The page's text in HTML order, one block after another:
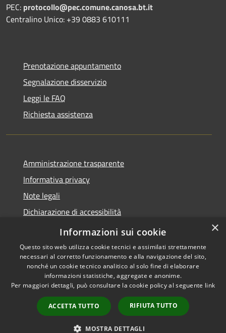
PEC: protocollo@pec.comune.canosa.bt.it
Centralino Unico: +39 0883 610111
Prenotazione appuntamento
Segnalazione disservizio
Leggi le FAQ
Richiesta assistenza
Amministrazione trasparente
Informativa privacy
Note legali
Dichiarazione di accessibilità
WhistleblowingPA
Accessibilità
Copyright © 2026 • Comune di
Canosa di Puglia • Powered by
Municipium•
Accesso
redazione
×
Informazioni sui cookie
Questo sito web utilizza cookie tecnici e assimilati strettamente
necessari al corretto funzionamento e alla navigazione del sito,
nonché un cookie tecnico analitico al solo fine di elaborare
informazioni statistiche, aggregate e anonime.
Per maggiori dettagli, può consultare la cookie policy al seguente link
ACCETTA TUTTO RIFIUTA TUTTO
MOSTRA DETTAGLI